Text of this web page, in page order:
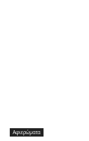
Αφιερώματα